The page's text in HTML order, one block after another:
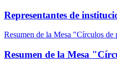
Representantes de
Resumen de la Mesa "Círculos de
Resumen de la Mesa